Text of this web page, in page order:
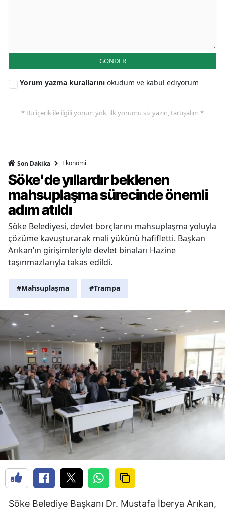
GÖNDER
Yorum yazma kurallarını okudum ve kabul ediyorum
* Bu içerik ile ilgili yorum yok, ilk yorumu siz yazın, tartışalım *
Son Dakika Ekonomi
Söke'de yıllardır beklenen
mahsuplaşma sürecinde önemli
adım atıldı
Söke Belediyesi, devlet borçlarını mahsuplaşma yoluyla
çözüme kavuşturarak mali yükünü hafifletti. Başkan
Arıkan’ın girişimleriyle devlet binaları Hazine
taşınmazlarıyla takas edildi.
#Mahsuplaşma #Trampa
Söke Belediye Başkanı Dr. Mustafa İberya Arıkan,